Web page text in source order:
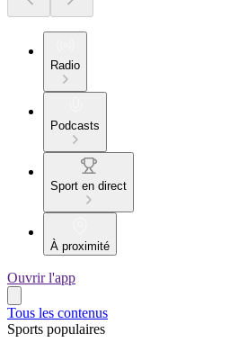
Radio
Podcasts
Sport en direct
À proximité
Ouvrir l'app
Tous les contenus
Sports populaires